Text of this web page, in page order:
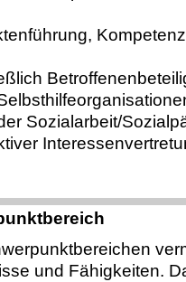
Sozialarbeit/
und Fähigkeiten.